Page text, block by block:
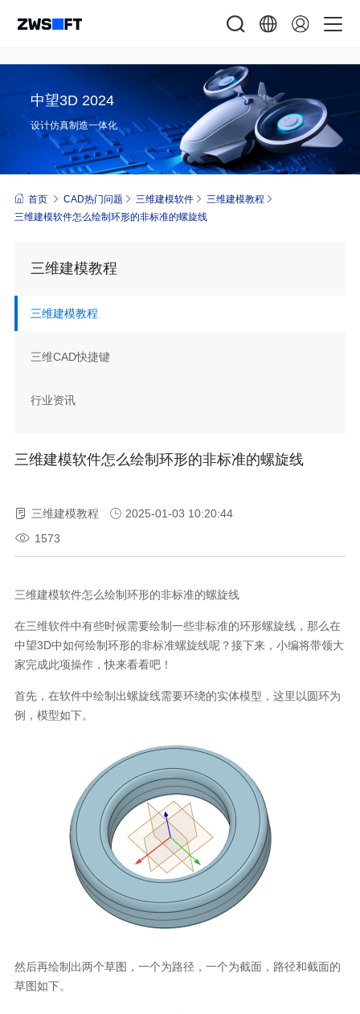
中望3D 2024
设计仿真制造一体化
首页 CAD热门问题 三维建模软件
三维建模教程
三维建模软件怎么绘制环形的非标准的螺旋线
三维建模教程
三维建模教程
三维CAD快捷键
行业资讯
三维建模软件怎么绘制环形的非标准的螺旋线
三维建模教程
2025-01-03 10:20:44
1573
三维建模软件怎么绘制环形的非标准的螺旋线
在三维软件中有些时候需要绘制一些非标准的环形螺旋线，那么在
中望3D中如何绘制环形的非标准螺旋线呢？接下来，小编将带领大
家完成此项操作，快来看看吧！
首先，在软件中绘制出螺旋线需要环绕的实体模型，这里以圆环为
例，模型如下。
然后再绘制出两个草图，一个为路径，一个为截面，路径和截面的
草图如下。